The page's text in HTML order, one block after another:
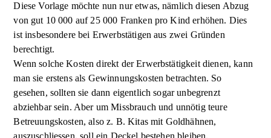
Diese Vorlage möchte nun nur etwas, nämlich diesen Abzug
von gut 10 000 auf 25 000 Franken pro Kind erhöhen. Dies
ist insbesondere bei Erwerbstätigen aus zwei Gründen
berechtigt.
Wenn solche Kosten direkt der Erwerbstätigkeit dienen, kann
man sie erstens als Gewinnungskosten betrachten. So
gesehen, sollten sie dann eigentlich sogar unbegrenzt
abziehbar sein. Aber um Missbrauch und unnötig teure
Betreuungskosten, also z. B. Kitas mit Goldhähnen,
auszuschliessen, soll ein Deckel bestehen bleiben.